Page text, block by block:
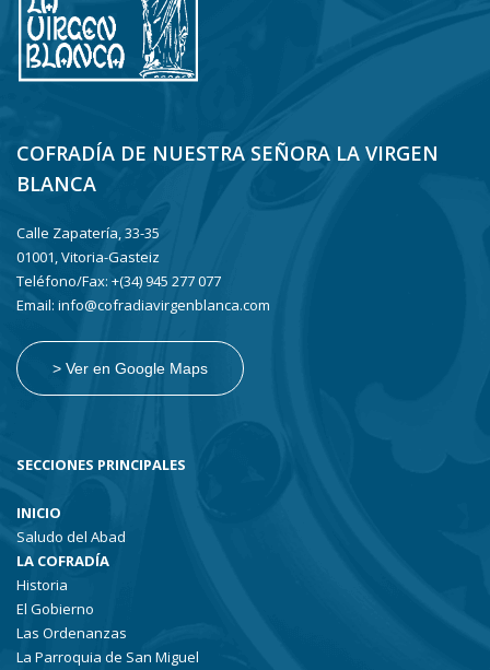
COFRADÍA DE NUESTRA SEÑORA LA VIRGEN
BLANCA
Calle Zapatería, 33-35
01001, Vitoria-Gasteiz
Teléfono/Fax: +(34) 945 277 077
Email: info@cofradiavirgenblanca.com
> Ver en Google Maps
SECCIONES PRINCIPALES
INICIO
Saludo del Abad
LA COFRADÍA
Historia
El Gobierno
Las Ordenanzas
La Parroquia de San Miguel